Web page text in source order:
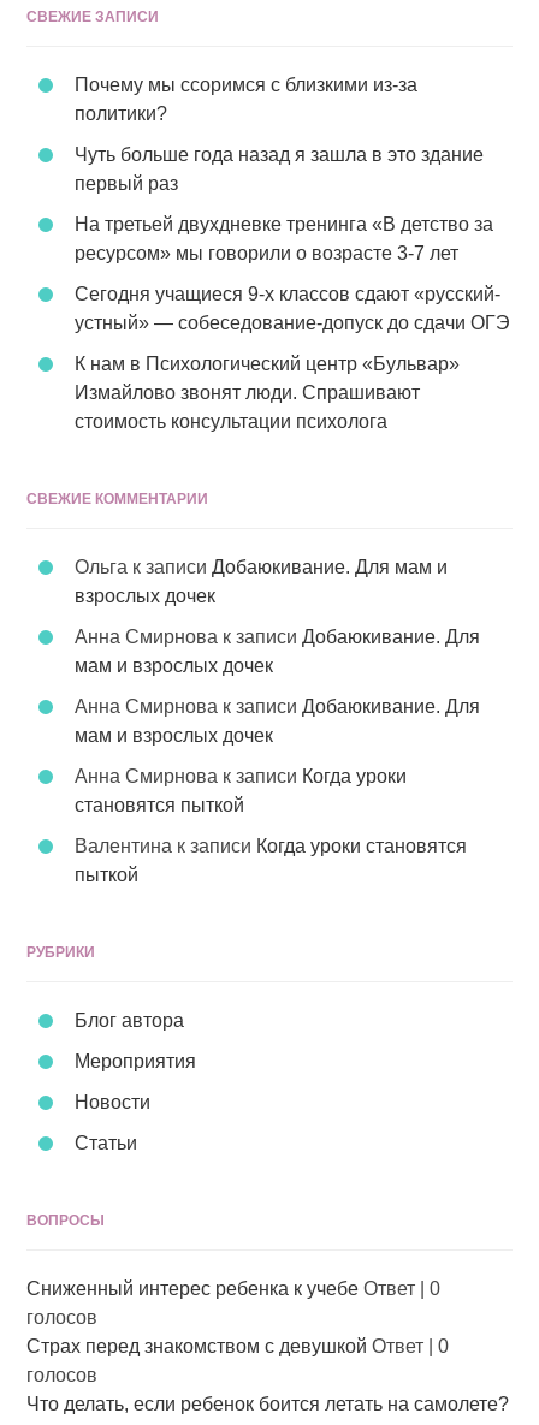
СВЕЖИЕ ЗАПИСИ
Почему мы ссоримся с близкими из-за
политики?
Чуть больше года назад я зашла в это здание
первый раз
На третьей двухдневке тренинга «В детство за
ресурсом» мы говорили о возрасте 3-7 лет
Сегодня учащиеся 9-х классов сдают «русский-
устный» — собеседование-допуск до сдачи ОГЭ
К нам в Психологический центр «Бульвар»
Измайлово звонят люди. Спрашивают
стоимость консультации психолога
СВЕЖИЕ КОММЕНТАРИИ
Ольга к записиДобаюкивание. Для мам и
взрослых дочек
Анна Смирнова к записиДобаюкивание. Для
мам и взрослых дочек
Анна Смирнова к записиДобаюкивание. Для
мам и взрослых дочек
Анна Смирнова к записи Когда уроки
становятся пыткой
Валентина к записи Когда уроки становятся
пыткой
РУБРИКИ
Блог автора
Мероприятия
Новости
Статьи
ВОПРОСЫ
Сниженный интерес ребенка к учебе Ответ |0
голосов
Страх перед знакомством с девушкой Ответ |0
голосов
Что делать, если ребенок боится летать на самолете?